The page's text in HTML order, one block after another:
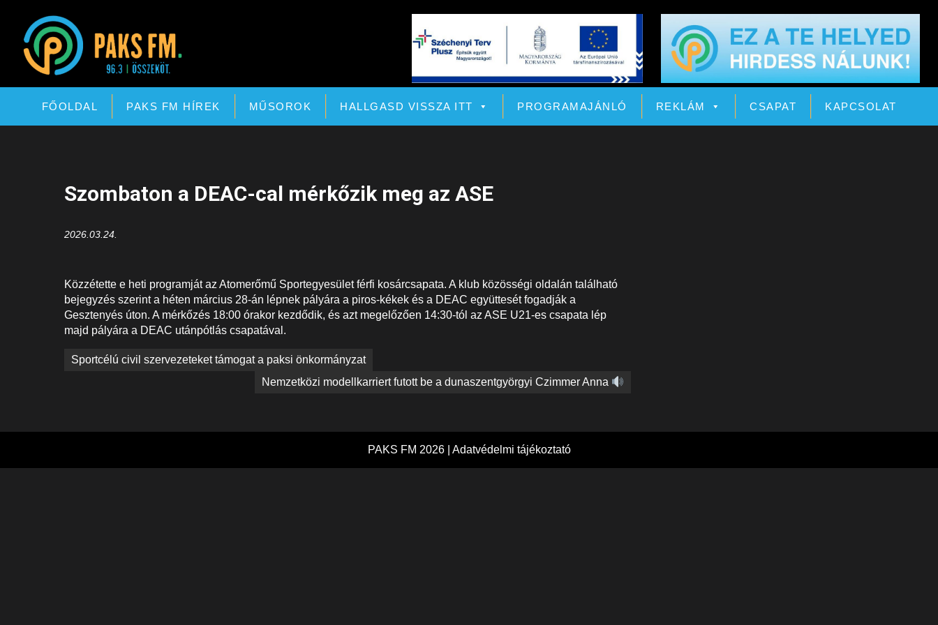
Paks FM
FŐOLDAL PAKS FM HÍREK MŰSOROK HALLGASD VISSZA ITT PROGRAMAJÁNLÓ REKLÁM CSAPAT KAPCSOLAT
Szombaton a DEAC-cal mérkőzik meg az ASE
2026.03.24.
Közzétette e heti programját az Atomerőmű Sportegyesület férfi kosárcsapata. A klub közösségi oldalán található
bejegyzés szerint a héten március 28-án lépnek pályára a piros-kékek és a DEAC együttesét fogadják a
Gesztenyés úton. A mérkőzés 18:00 órakor kezdődik, és azt megelőzően 14:30-tól az ASE U21-es csapata lép
majd pályára a DEAC utánpótlás csapatával.
Bejegyzés
Sportcélú civil szervezeteket támogat a paksi önkormányzat
Nemzetközi modellkarriert futott be a dunaszentgyörgyi Czimmer Anna
PAKS FM 2026 | Adatvédelmi tájékoztató